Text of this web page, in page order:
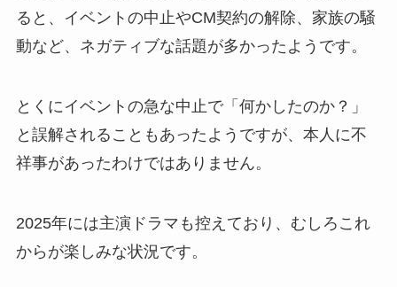
ると、イベントの中止やCM契約の解除、家族の騒
動など、ネガティブな話題が多かったようです。
とくにイベントの急な中止で「何かしたのか？」
と誤解されることもあったようですが、本人に不
祥事があったわけではありません。
2025年には主演ドラマも控えており、むしろこれ
からが楽しみな状況です。